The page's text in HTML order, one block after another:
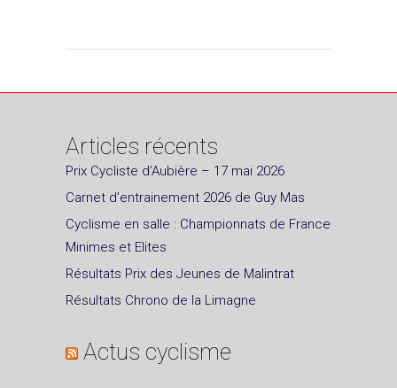
Articles récents
Prix Cycliste d’Aubière – 17 mai 2026
Carnet d’entrainement 2026 de Guy Mas
Cyclisme en salle : Championnats de France
Minimes et Elites
Résultats Prix des Jeunes de Malintrat
Résultats Chrono de la Limagne
Actus cyclisme